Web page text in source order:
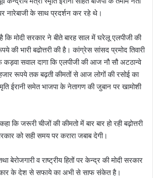
नारेबाजी के साथ प्रदर्शन कर रहे थे।
कि मोदी सरकार ने बीते बारह साल में घरेलू एलपीजी की
की भारी बढोत्तरी की है। कांग्रेस सांसद प्रमोद तिवारी
सवाल दागा कि एलपीजी की आज नौ सौ अटठान्वे
रूपये तक बढ़ती कीमतों से आज लोगों की रसोई का
ईरानी समेत भाजपा के नेतागण की जुबान पर खामोशी
कि जरूरी चीजों की कीमतो में बार बार हो रही बढ़ोत्तरी
को सही समय पर करारा जबाब देगी।
बेरोजगारी व राष्ट्रीय हितों पर केन्द्र की मोदी सरकार
के देश से सफाये का अभी से साफ संकेत है।